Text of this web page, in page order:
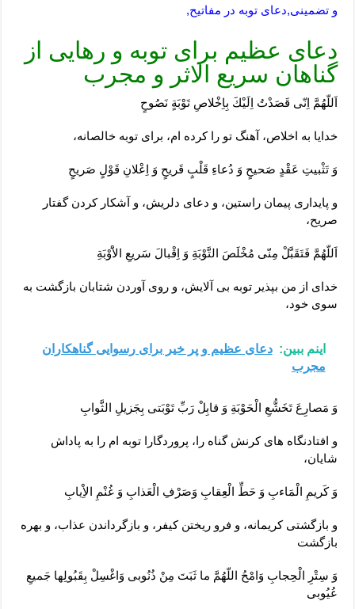
و تضمینی,دعای توبه در مفاتیح,
دعای عظیم برای توبه و رهایی از
گناهان سریع الاثر و مجرب
اَللّهُمَّ اِنّى قَصَدْتُ اِلَيْكَ بِاِخْلاصِ تَوْبَةٍ نَصُوحٍ
خدايا به اخلاص، آهنگ تو را كرده ‏ام، براى توبه خالصانه،
وَ تَثْبيتِ عَقْدٍ صَحيحٍ وَ دُعاءِ قَلْبٍ قَريحٍ وَ اِعْلانِ قَوْلٍ صَريحٍ
و پايدارى پيمان راستين، و دعاى دل‏ريش، و آشكار كردن گفتار
صريح،
اَللّهُمَّ فَتَقَبَّلْ مِنّى مُخْلَصَ التَّوْبَةِ وَ اِقْبالَ سَريعِ الاَْوْبَةِ
خداى از من بپذير توبه‏ بى ‏آلايش، و روى ‏آوردن شتابان بازگشت به
سوى خود،
اینم ببین: دعای عظیم و پر خیر برای رسوایی گناهکاران
مجرب
وَ مَصارِعَ تَخَشُّعِ الْحَوْبَةِ وَ قابِلْ رَبِّ تَوْبَتى بِجَزيلِ الثَّوابِ
و افتادنگاه هاى كرنش گناه را، پروردگارا توبه‏ ام را به‏ پاداش
شايان،
وَ كَريمِ الْمَاءبِ وَ حَطِّ الْعِقابِ وَصَرْفِ الْعَذابِ وَ غُنْمِ الاِْيابِ
و بازگشتى كريمانه، و فرو ريختن كيفر، و بازگرداندن عذاب، و بهره
بازگشت
وَ سِتْرِ الْحِجابِ وَامْحُ اللّهُمَّ ما ثَبَتَ مِنْ ذُنُوبى وَاغْسِلْ بِقَبُولِها جَميعِ
عُيُوبى